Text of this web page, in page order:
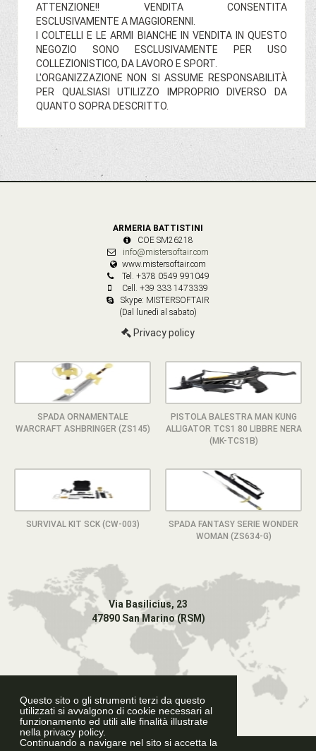
Questo sito o gli strumenti terzi da questo
utilizzati si avvalgono di cookie necessari al
funzionamento ed utili alle finalità illustrate
nella privacy policy.
Continuando a navigare nel sito si accetta la
ATTENZIONE!! VENDITA CONSENTITA
ESCLUSIVAMENTE A MAGGIORENNI.
I COLTELLI E LE ARMI BIANCHE IN VENDITA IN QUESTO
NEGOZIO SONO ESCLUSIVAMENTE PER USO
COLLEZIONISTICO, DA LAVORO E SPORT.
L'ORGANIZZAZIONE NON SI ASSUME RESPONSABILITÀ
PER QUALSIASI UTILIZZO IMPROPRIO DIVERSO DA
QUANTO SOPRA DESCRITTO.
ARMERIA BATTISTINI
COE SM26218
info@mistersoftair.com
www.mistersoftair.com
Tel. +378 0549 991049
Cell. +39 333 1473339
Skype: MISTERSOFTAIR
(Dal lunedì al sabato)
Privacy policy
SPADA ORNAMENTALE
WARCRAFT ASHBRINGER (ZS145)
PISTOLA BALESTRA MAN KUNG
ALLIGATOR TCS1 80 LIBBRE NERA
(MK-TCS1B)
SURVIVAL KIT SCK (CW-003)
SPADA FANTASY SERIE WONDER
WOMAN (ZS634-G)
Via Basilicius, 23
47890 San Marino (RSM)